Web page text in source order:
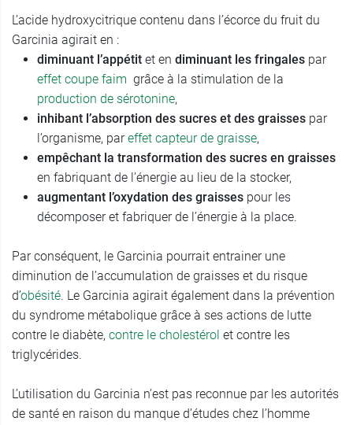
L’acide hydroxycitrique contenu dans l’écorce du fruit du
Garcinia agirait en :
diminuant l’appétit et en diminuant les fringales par
effet coupe faim grâce à la stimulation de la
production de sérotonine,
inhibant l’absorption des sucres et des graisses par
l’organisme, pareffet capteur de graisse,
empêchant la transformation des sucres en graisses
en fabriquant de l’énergie au lieu de la stocker,
augmentant l’oxydation des graisses pour les
décomposer et fabriquer de l’énergie à la place.
Par conséquent, le Garcinia pourrait entrainer une
diminution de l’accumulation de graisses et du risque
d’obésité. Le Garcinia agirait également dans la prévention
du syndrome métabolique grâce à ses actions de lutte
contre le diabète, contre le cholestérol et contre les
triglycérides.
L’utilisation du Garcinia n’est pas reconnue par les autorités
de santé en raison du manque d’études chez l’homme